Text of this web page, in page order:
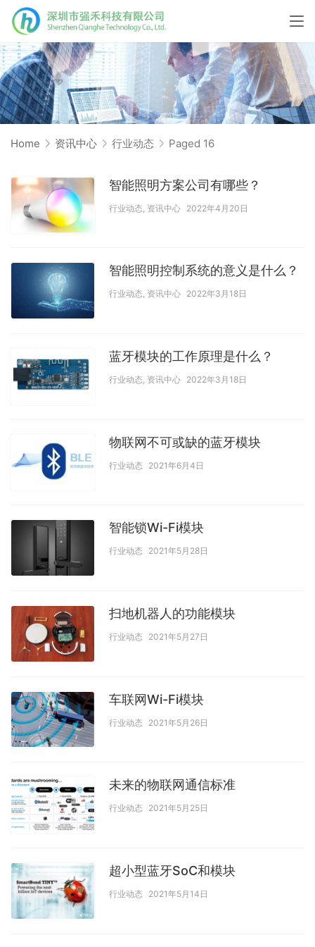
Home 资讯中心 行业动态 Paged 16
智能照明方案公司有哪些？
行业动态 资讯中心 2022年4月20日
智能照明控制系统的意义是什么？
行业动态, 资讯中心 2022年3月18日
蓝牙模块的工作原理是什么？
行业动态, 资讯中心 2022年3月18日
物联网不可或缺的蓝牙模块
行业动态 2021年6月4日
智能锁Wi-Fi模块
行业动态 2021年5月28日
扫地机器人的功能模块
行业动态 2021年5月27日
车联网Wi-Fi模块
行业动态 2021年5月26日
未来的物联网通信标准
行业动态 2021年5月25日
超小型蓝牙SoC和模块
行业动态 2021年5月14日